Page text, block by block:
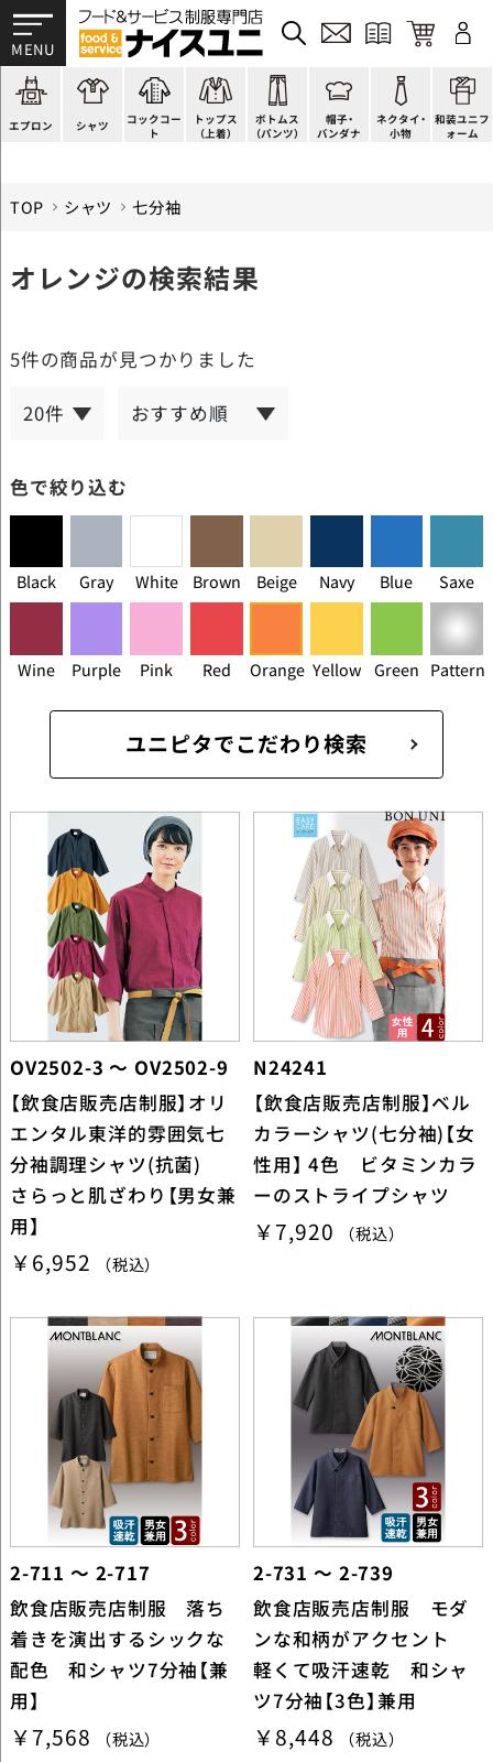
エプロン
かぶり型
スモック風
厨房用
ラップエプロン
シャツ
ピンタック
Tシャツ
ポロシャツ
和風シャツ(Asian)コックコー
ト
ショップコート
スタンダード
ファッション
キッズ
トップス
（上着）
法被(はっぴ)
調理白衣
カットソー
ジャンバー
ボトムス
（パンツ）
イージーパンツ
ワンピース
厨房シューズ
フロアシューズ
帽子・
バンダナ
洋帽子
コック帽
衛生帽子
ヘアネット
ネクタイ・
小物
ネクタイ
蝶ネクタイ
リボン・スカーフ
クロスタイ
和装ユニフ
ォーム
帯
草履、足袋など
着付小物
きもの
TOP シャツ 七分袖
オレンジの検索結果
5件の商品が見つかりました
色で絞り込む
Black Gray White Brown Beige Navy Blue Saxe
Wine Purple Pink Red Orange Yellow Green Pattern
ユニピタでこだわり検索
OV2502-3 ～ OV2502-9
【飲食店販売店制服】オリ
エンタル東洋的雰囲気七
分袖調理シャツ(抗菌)
さらっと肌ざわり【男女兼
用】
￥6,952 （税込）
N24241
【飲食店販売店制服】ベル
カラーシャツ(七分袖)【女
性用】 4色 ビタミンカラ
ーのストライプシャツ
￥7,920 （税込）
2-711 ～ 2-717
飲食店販売店制服 落ち
着きを演出するシックな
配色 和シャツ7分袖【兼
用】
￥7,568 （税込）
2-731 ～ 2-739
飲食店販売店制服 モダ
ンな和柄がアクセント
軽くて吸汗速乾 和シャ
ツ7分袖【3色】兼用
￥8,448 （税込）